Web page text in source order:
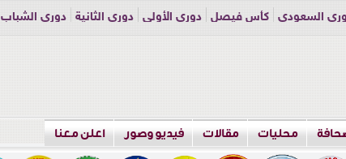
السعودي كأس فيصل دوري الأولى دوري الثانية
دوري الشباب
محليات مقالات فيديو وصور اعلن معنا